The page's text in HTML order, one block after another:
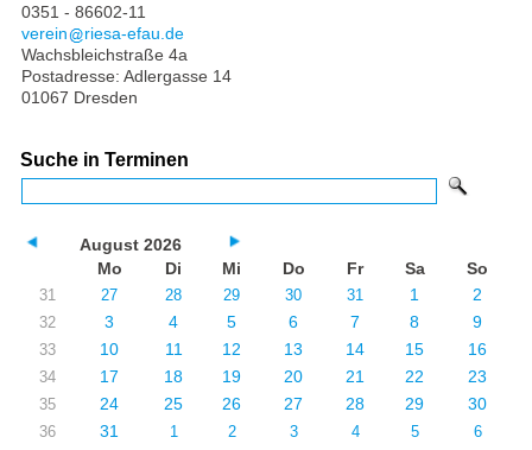
0351 - 86602-11
verein
riesa-efau.de
Wachsbleichstraße 4a
Postadresse: Adlergasse 14
01067 Dresden
Suche in Terminen
August 2026
Mo
Di Mi Do Fr Sa So
31 27 28 29 30 31 1 2
32 3 4 5 6 7 8 9
33 10 11 12 13 14 15 16
34 17 18 19 20 21 22 23
35 24 25 26 27 28 29 30
36 31 1 2 3 4 5 6